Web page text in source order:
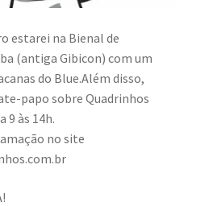
estarei na Bienal de
(antiga Gibicon) com um
do Blue.Além disso,
papo sobre Quadrinhos
9 às 14h.
no site